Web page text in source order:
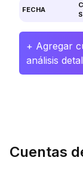
FECHA
+ Agregar
análisis
Cuentas